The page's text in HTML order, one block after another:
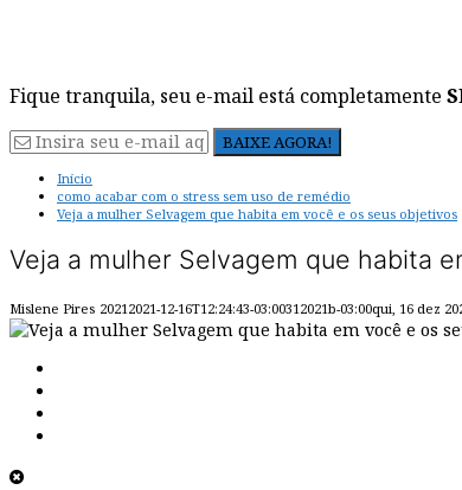
Fique tranquila, seu e-mail está completamente
Início
como acabar com o stress sem uso de remédio
Veja a mulher Selvagem que habita em você e os seus objetivos
Veja a mulher Selvagem que habita
Mislene Pires 20212021-12-16T12:24:43-03:00312021b-03:00qui, 16 dez